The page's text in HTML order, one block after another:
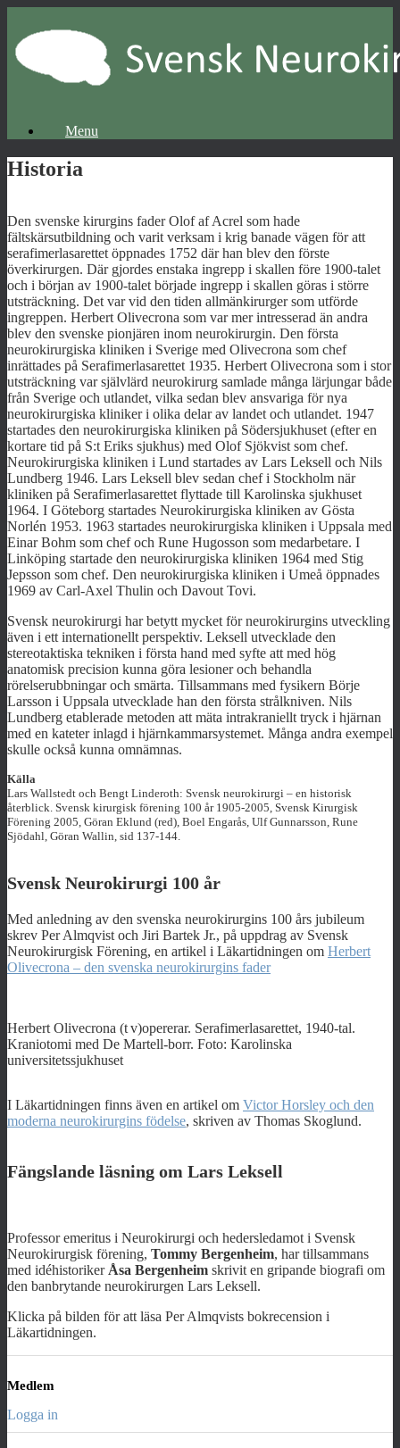
Menu
Historia
Den svenske kirurgins fader Olof af Acrel som hade
fältskärsutbildning och varit verksam i krig banade vägen för att
serafimerlasarettet öppnades 1752 där han blev den förste
överkirurgen. Där gjordes enstaka ingrepp i skallen före 1900-talet
och i början av 1900-talet började ingrepp i skallen göras i större
utsträckning. Det var vid den tiden allmänkirurger som utförde
ingreppen. Herbert Olivecrona som var mer intresserad än andra
blev den svenske pionjären inom neurokirurgin. Den första
neurokirurgiska kliniken i Sverige med Olivecrona som chef
inrättades på Serafimerlasarettet 1935. Herbert Olivecrona som i stor
utsträckning var självlärd neurokirurg samlade många lärjungar både
från Sverige och utlandet, vilka sedan blev ansvariga för nya
neurokirurgiska kliniker i olika delar av landet och utlandet. 1947
startades den neurokirurgiska kliniken på Södersjukhuset (efter en
kortare tid på S:t Eriks sjukhus) med Olof Sjökvist som chef.
Neurokirurgiska kliniken i Lund startades av Lars Leksell och Nils
Lundberg 1946. Lars Leksell blev sedan chef i Stockholm när
kliniken på Serafimerlasarettet flyttade till Karolinska sjukhuset
1964. I Göteborg startades Neurokirurgiska kliniken av Gösta
Norlén 1953. 1963 startades neurokirurgiska kliniken i Uppsala med
Einar Bohm som chef och Rune Hugosson som medarbetare. I
Linköping startade den neurokirurgiska kliniken 1964 med Stig
Jepsson som chef. Den neurokirurgiska kliniken i Umeå öppnades
1969 av Carl-Axel Thulin och Davout Tovi.
Svensk neurokirurgi har betytt mycket för neurokirurgins utveckling
även i ett internationellt perspektiv. Leksell utvecklade den
stereotaktiska tekniken i första hand med syfte att med hög
anatomisk precision kunna göra lesioner och behandla
rörelserubbningar och smärta. Tillsammans med fysikern Börje
Larsson i Uppsala utvecklade han den första strålkniven. Nils
Lundberg etablerade metoden att mäta intrakraniellt tryck i hjärnan
med en kateter inlagd i hjärnkammarsystemet. Många andra exempel
skulle också kunna omnämnas.
Källa
Lars Wallstedt och Bengt Linderoth: Svensk neurokirurgi – en historisk
återblick. Svensk kirurgisk förening 100 år 1905-2005, Svensk Kirurgisk
Förening 2005, Göran Eklund (red), Boel Engarås, Ulf Gunnarsson, Rune
Sjödahl, Göran Wallin, sid 137-144.
Svensk Neurokirurgi 100 år
Med anledning av den svenska neurokirurgins 100 års jubileum
skrev Per Almqvist och Jiri Bartek Jr., på uppdrag av Svensk
Neurokirurgisk Förening, en artikel i Läkartidningen om Herbert
Olivecrona – den svenska neurokirurgins fader
Herbert Olivecrona (t v)opererar. Serafimerlasarettet, 1940-tal.
Kraniotomi med De Martell-borr. Foto: Karolinska
universitetssjukhuset
I Läkartidningen finns även en artikel om Victor Horsley och den
moderna neurokirurgins födelse, skriven av Thomas Skoglund.
Fängslande läsning om Lars Leksell
Professor emeritus i Neurokirurgi och hedersledamot i Svensk
Neurokirurgisk förening, Tommy Bergenheim, har tillsammans
med idéhistoriker Åsa Bergenheim skrivit en gripande biografi om
den banbrytande neurokirurgen Lars Leksell.
Klicka på bilden för att läsa Per Almqvists bokrecension i
Läkartidningen.
Medlem
Logga in